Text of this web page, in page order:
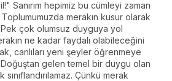
Sanırım hepimiz bu cümleyi zaman
merakın kusur olarak
çok olumsuz duyguya yol
ne kadar faydalı olabileceğini
canlıları yeni şeyler öğrenmeye
gelen temel bir duygu olan
Çünkü merak